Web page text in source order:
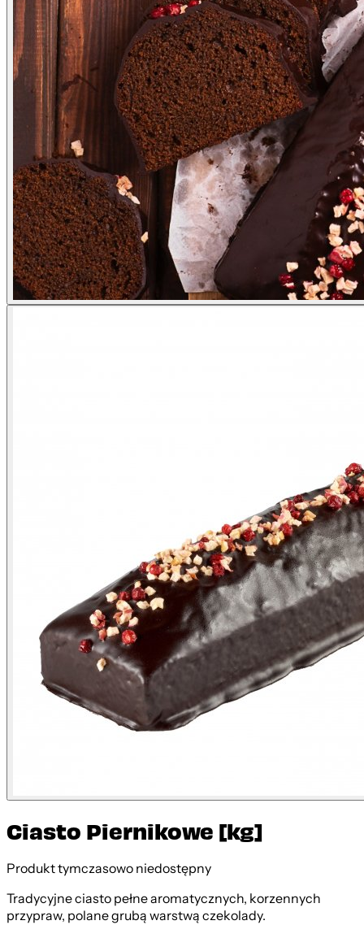
Ciasto Piernikowe [kg]
Produkt tymczasowo niedostępny
Tradycyjne ciasto pełne aromatycznych, korzennych
przypraw, polane grubą warstwą czekolady.